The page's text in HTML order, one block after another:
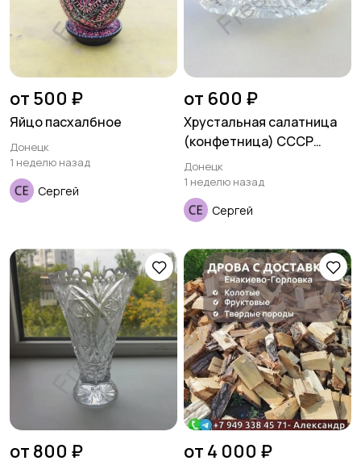
от 500 ₽
Яйцо пасхалбное
Донецк
1 неделю назад
Сергей
от 600 ₽
Хрустальная салатница
(конфетница) СССР
ладья
Донецк
1 неделю назад
Сергей
от 800 ₽ от 4 000 ₽